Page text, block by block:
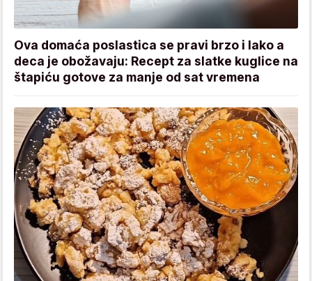
Ova domaća poslastica se pravi brzo i lako a
deca je obožavaju: Recept za slatke kuglice na
štapiću gotove za manje od sat vremena